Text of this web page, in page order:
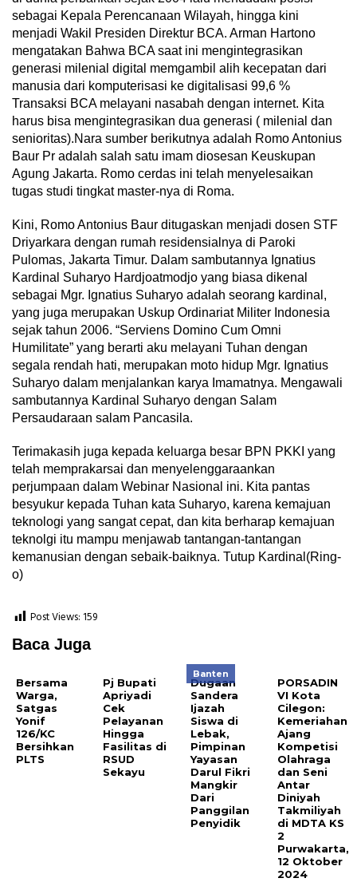
sebagai Kepala Perencanaan Wilayah, hingga kini
menjadi Wakil Presiden Direktur BCA. Arman Hartono
mengatakan Bahwa BCA saat ini mengintegrasikan
generasi milenial digital memgambil alih kecepatan dari
manusia dari komputerisasi ke digitalisasi 99,6 %
Transaksi BCA melayani nasabah dengan internet. Kita
harus bisa mengintegrasikan dua generasi ( milenial dan
senioritas).Nara sumber berikutnya adalah Romo Antonius
Baur Pr adalah salah satu imam diosesan Keuskupan
Agung Jakarta. Romo cerdas ini telah menyelesaikan
tugas studi tingkat master-nya di Roma.
Kini, Romo Antonius Baur ditugaskan menjadi dosen STF
Driyarkara dengan rumah residensialnya di Paroki
Pulomas, Jakarta Timur. Dalam sambutannya Ignatius
Kardinal Suharyo Hardjoatmodjo yang biasa dikenal
sebagai Mgr. Ignatius Suharyo adalah seorang kardinal,
yang juga merupakan Uskup Ordinariat Militer Indonesia
sejak tahun 2006. “Serviens Domino Cum Omni
Humilitate” yang berarti aku melayani Tuhan dengan
segala rendah hati, merupakan moto hidup Mgr. Ignatius
Suharyo dalam menjalankan karya Imamatnya. Mengawali
sambutannya Kardinal Suharyo dengan Salam
Persaudaraan salam Pancasila.
Terimakasih juga kepada keluarga besar BPN PKKI yang
telah memprakarsai dan menyelenggaraankan
perjumpaan dalam Webinar Nasional ini. Kita pantas
besyukur kepada Tuhan kata Suharyo, karena kemajuan
teknologi yang sangat cepat, dan kita berharap kemajuan
teknolgi itu mampu menjawab tantangan-tantangan
kemanusian dengan sebaik-baiknya. Tutup Kardinal(Ring-
o)
Post Views: 159
Baca Juga
Bersama
Warga,
Satgas
Yonif
126/KC
Bersihkan
PLTS
Pj Bupati
Apriyadi
Cek
Pelayanan
Hingga
Fasilitas di
RSUD
Sekayu
Banten
Dugaan
Sandera
Ijazah
Siswa di
Lebak,
Pimpinan
Yayasan
Darul Fikri
Mangkir
Dari
Panggilan
Penyidik
PORSADIN
VI Kota
Cilegon:
Kemeriahan
Ajang
Kompetisi
Olahraga
dan Seni
Antar
Diniyah
Takmiliyah
di MDTA KS
2
Purwakarta,
12 Oktober
2024